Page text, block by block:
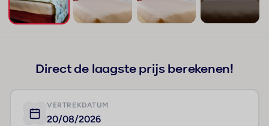
Direct de laagste prijs berekenen!
VERTREKDATUM
20/08/2026